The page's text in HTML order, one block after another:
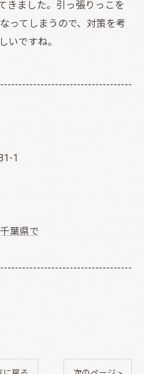
きました。引っ張りっこを
ってしまうので、対策を考
いですね。
1
葉県で